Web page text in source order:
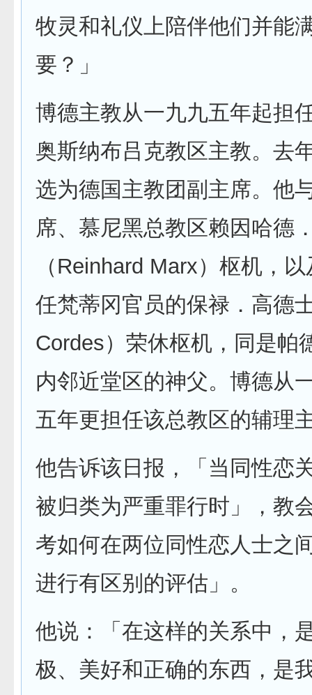
牧灵和礼仪上陪伴他们并能
要？」
博德主教从一九九五年起担
奥斯纳布吕克教区主教。去
选为德国主教团副主席。他
席、慕尼黑总教区赖因哈德
（Reinhard Marx）枢机，
任梵蒂冈官员的保禄．高德
Cordes）荣休枢机，同是帕
内邻近堂区的神父。博德从
五年更担任该总教区的辅理
他告诉该日报，「当同性恋
被归类为严重罪行时」，教
考如何在两位同性恋人士之
进行有区别的评估」。
他说：「在这样的关系中，
极、美好和正确的东西，是